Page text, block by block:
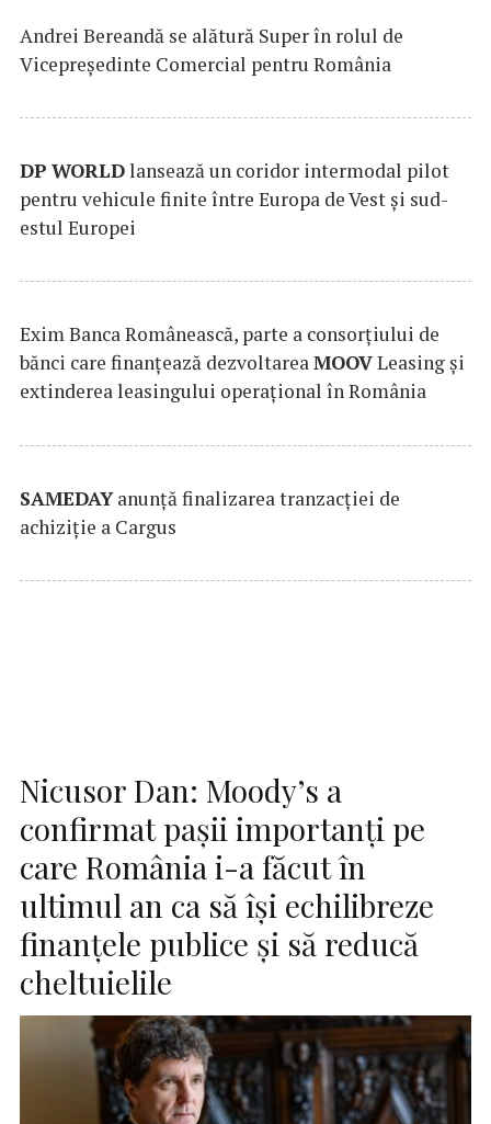
Andrei Bereandă se alătură Super în rolul de
Vicepreședinte Comercial pentru România
DP WORLDlansează un coridor intermodal pilot
pentru vehicule finite între Europa de Vest și sud-
estul Europei
Exim Banca Românească, parte a consorțiului de
bănci care finanțează dezvoltareaMOOVLeasing și
extinderea leasingului operațional în România
SAMEDAYanunță finalizarea tranzacției de
achiziție a Cargus
Nicusor Dan: Moody’s a
confirmat pașii importanți pe
care România i-a făcut în
ultimul an ca să își echilibreze
finanțele publice și să reducă
cheltuielile